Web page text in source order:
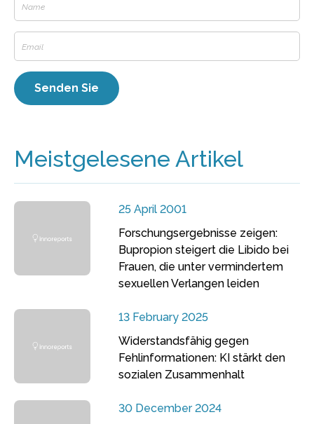
Meistgelesene Artikel
25 April 2001
Forschungsergebnisse zeigen:
Bupropion steigert die Libido bei
Frauen, die unter vermindertem
sexuellen Verlangen leiden
13 February 2025
Widerstandsfähig gegen
Fehlinformationen: KI stärkt den
sozialen Zusammenhalt
30 December 2024